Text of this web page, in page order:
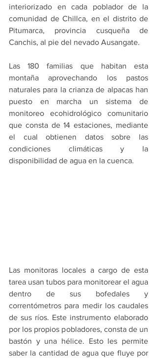
interiorizado en cada poblador de la
comunidad de Chillca, en el distrito de
Pitumarca, provincia cusqueña de
Canchis, al pie del nevado Ausangate.
Las 180 familias que habitan esta
montaña aprovechando los pastos
naturales para la crianza de alpacas han
puesto en marcha un sistema de
monitoreo ecohidrológico comunitario
que consta de 14 estaciones, mediante
el cual obtienen datos sobre las
condiciones climáticas y la
disponibilidad de agua en la cuenca.
Las monitoras locales a cargo de esta
tarea usan tubos para monitorear el agua
dentro de sus bofedales y
correntómetros para medir los caudales
de sus ríos. Este instrumento elaborado
por los propios pobladores, consta de un
bastón y una hélice. Esto les permite
saber la cantidad de agua que fluye por